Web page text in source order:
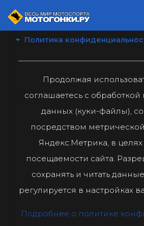
Политика
Продолжая
соглашаетесь с
данных (куки-файлы),
посредством
Яндекс.Метрика, в
посещаемости сайта.
сохранять и читать
регулируется в настройках
Подробнее о политике